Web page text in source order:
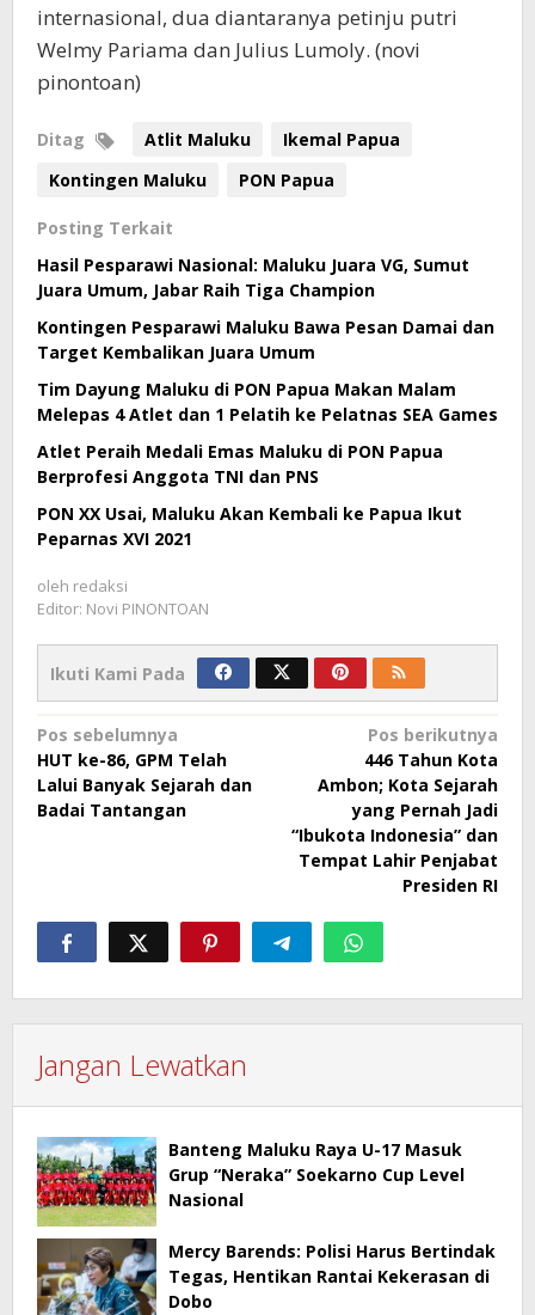
internasional, dua diantaranya petinju putri
Welmy Pariama dan Julius Lumoly. (novi
pinontoan)
Ditag Atlit Maluku
Ikemal Papua
Kontingen Maluku
PON Papua
Posting Terkait
Hasil Pesparawi Nasional: Maluku Juara VG, Sumut
Juara Umum, Jabar Raih Tiga Champion
Kontingen Pesparawi Maluku Bawa Pesan Damai dan
Target Kembalikan Juara Umum
Tim Dayung Maluku di PON Papua Makan Malam
Melepas 4 Atlet dan 1 Pelatih ke Pelatnas SEA Games
Atlet Peraih Medali Emas Maluku di PON Papua
Berprofesi Anggota TNI dan PNS
PON XX Usai, Maluku Akan Kembali ke Papua Ikut
Peparnas XVI 2021
oleh redaksi
Editor: Novi PINONTOAN
Ikuti Kami Pada
Navigasi
pos
Pos sebelumnya
HUT ke-86, GPM Telah
Lalui Banyak Sejarah dan
Badai Tantangan
Pos berikutnya
446 Tahun Kota
Ambon; Kota Sejarah
yang Pernah Jadi
“Ibukota Indonesia” dan
Tempat Lahir Penjabat
Presiden RI
Jangan Lewatkan
Banteng Maluku Raya U-17 Masuk
Grup “Neraka” Soekarno Cup Level
Nasional
Mercy Barends: Polisi Harus Bertindak
Tegas, Hentikan Rantai Kekerasan di
Dobo